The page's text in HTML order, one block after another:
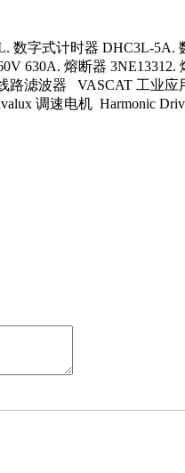
数字式计时器 DHC3L-
630A. 熔断器 3NE13312.
滤波器 VASCAT 工业
调速电机 Harmonic